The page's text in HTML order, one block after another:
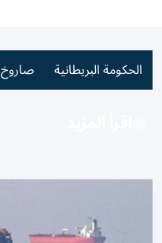
الحكومة البريطانية صاروخ